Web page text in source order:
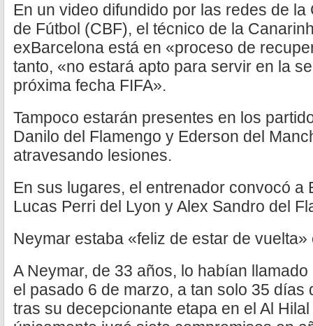
En un video difundido por las redes de
de Fútbol (CBF), el técnico de la
exBarcelona está en «proceso de
tanto, «no estará apto para servir en la
próxima fecha FIFA».
Tampoco estarán presentes en los
Danilo del Flamengo y Ederson del
atravesando lesiones.
En sus lugares, el entrenador convocó a
Lucas Perri del Lyon y Alex Sandro del
Neymar estaba «feliz de estar de vuelta»
A Neymar, de 33 años, lo habían
el pasado 6 de marzo, a tan solo 35 días
tras su decepcionante etapa en el Al